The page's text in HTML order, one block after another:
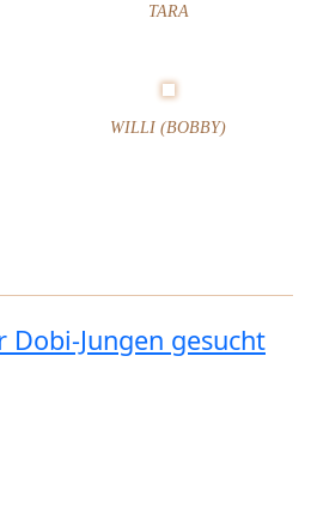
TARA
WILLI (BOBBY)
Dobi-Jungen gesucht